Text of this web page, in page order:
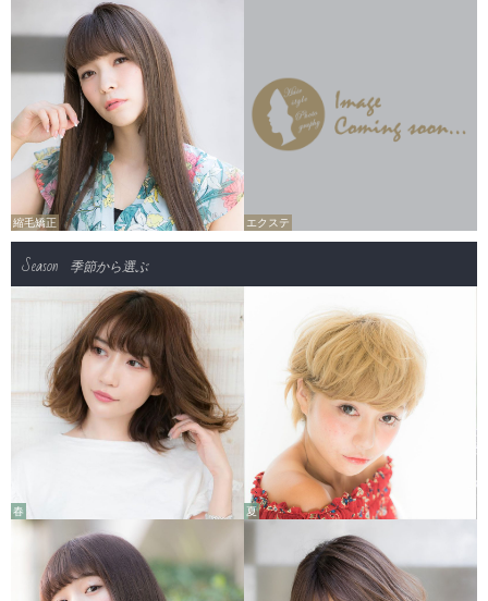
縮毛矯正 エクステ
Season 季節から選ぶ
春 夏